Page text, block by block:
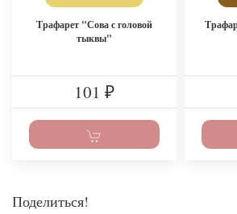
Трафарет "Сова с головой
тыквы"
101 ₽
Поделиться!